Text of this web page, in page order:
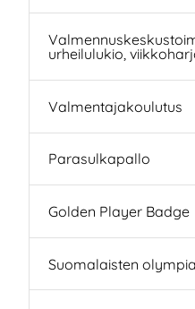
urheilulukio,
Valmentajakoulutus
Parasulkapallo
Golden Player Badge
Suomalaisten